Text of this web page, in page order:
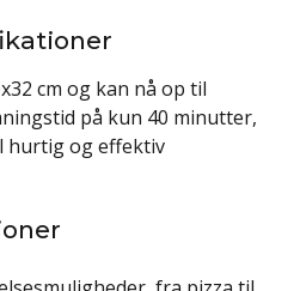
cm og kan nå op til
på kun 40 minutter,
hurtig og effektiv